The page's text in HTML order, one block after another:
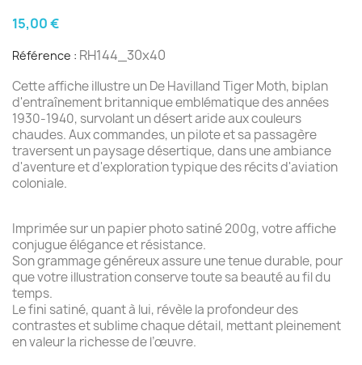
15,00 €
Référence : RH144_30x40
Cette affiche illustre un De Havilland Tiger Moth, biplan
d'entraînement britannique emblématique des années
1930-1940, survolant un désert aride aux couleurs
chaudes. Aux commandes, un pilote et sa passagère
traversent un paysage désertique, dans une ambiance
d'aventure et d'exploration typique des récits d'aviation
coloniale.
Imprimée sur un papier photo satiné 200g, votre affiche
conjugue élégance et résistance.
Son grammage généreux assure une tenue durable, pour
que votre illustration conserve toute sa beauté au fil du
temps.
Le fini satiné, quant à lui, révèle la profondeur des
contrastes et sublime chaque détail, mettant pleinement
en valeur la richesse de l’œuvre.